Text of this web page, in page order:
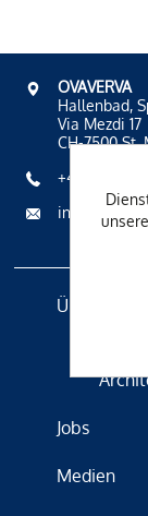
OVAVERVA
Hallenbad,
Via Mezdi 17
CH-7500 St.
+41 81 836
Über Uns
Jobs
Medien